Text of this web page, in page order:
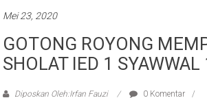
Mei 23, 2020
GOTONG ROYONG
SHOLAT IED 1
Diposkan Oleh:Irfan Fauzi
0 Komentar